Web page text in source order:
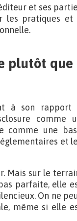
et ses
les pratiques et
plutôt que
à son rapport
comme
comme une
et
Mais sur le
parfaite, elle
On ne
même si elle